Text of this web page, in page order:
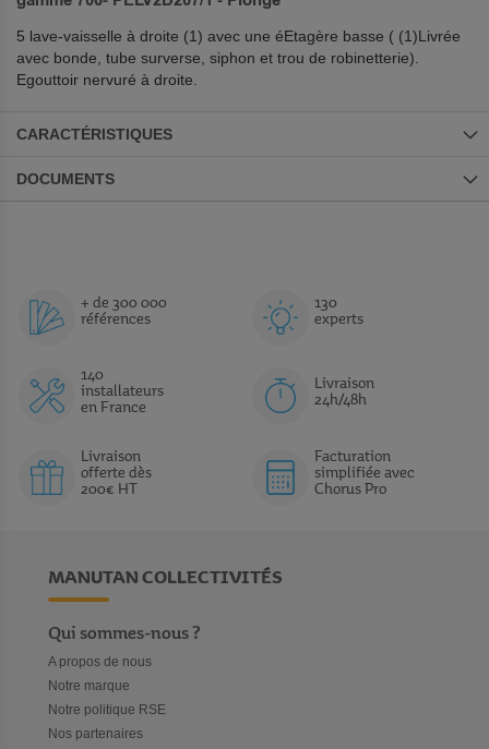
5 lave-vaisselle à droite (1) avec une éEtagère basse ( (1)Livrée
avec bonde, tube surverse, siphon et trou de robinetterie).
Egouttoir nervuré à droite.
CARACTÉRISTIQUES
DOCUMENTS
+ de 300 000
références
130
experts
140
installateurs
en France
Livraison
24h/48h
Livraison
offerte dès
200€ HT
Facturation
simplifiée avec
Chorus Pro
MANUTAN COLLECTIVITÉS
Qui sommes-nous ?
A propos de nous
Notre marque
Notre politique RSE
Nos partenaires